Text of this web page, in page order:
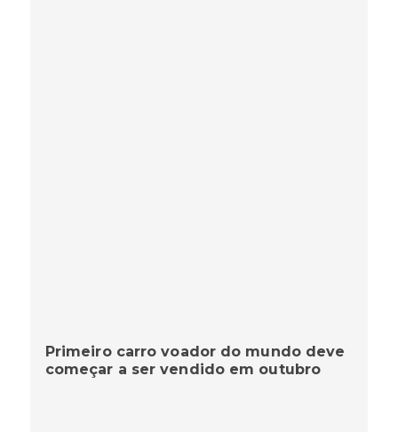
Primeiro carro voador do mundo deve
começar a ser vendido em outubro